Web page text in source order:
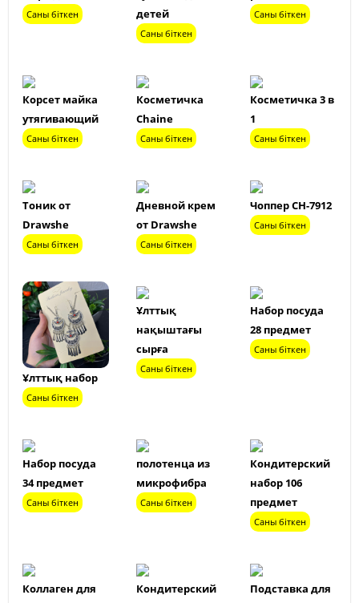
Саны біткен
детей
Саны біткен
Саны біткен
Корсет майка
утягивающий
Саны біткен
Косметичка
Chaine
Саны біткен
Косметичка 3 в
1
Саны біткен
Тоник от
Drawshe
Саны біткен
Дневной крем
от Drawshe
Саны біткен
Чоппер СН-7912
Саны біткен
Ұлттық набор
Саны біткен
Ұлттық
нақыштағы
сырға
Саны біткен
Набор посуда
28 предмет
Саны біткен
Набор посуда
34 предмет
Саны біткен
полотенца из
микрофибра
Саны біткен
Кондитерский
набор 106
предмет
Саны біткен
Коллаген для
Кондитерский
Подставка для